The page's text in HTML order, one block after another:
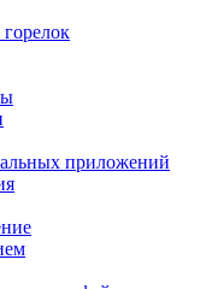
приложений